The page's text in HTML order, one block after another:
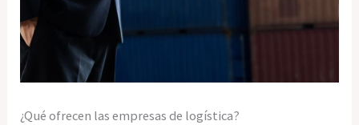
¿Qué ofrecen las empresas de logística?